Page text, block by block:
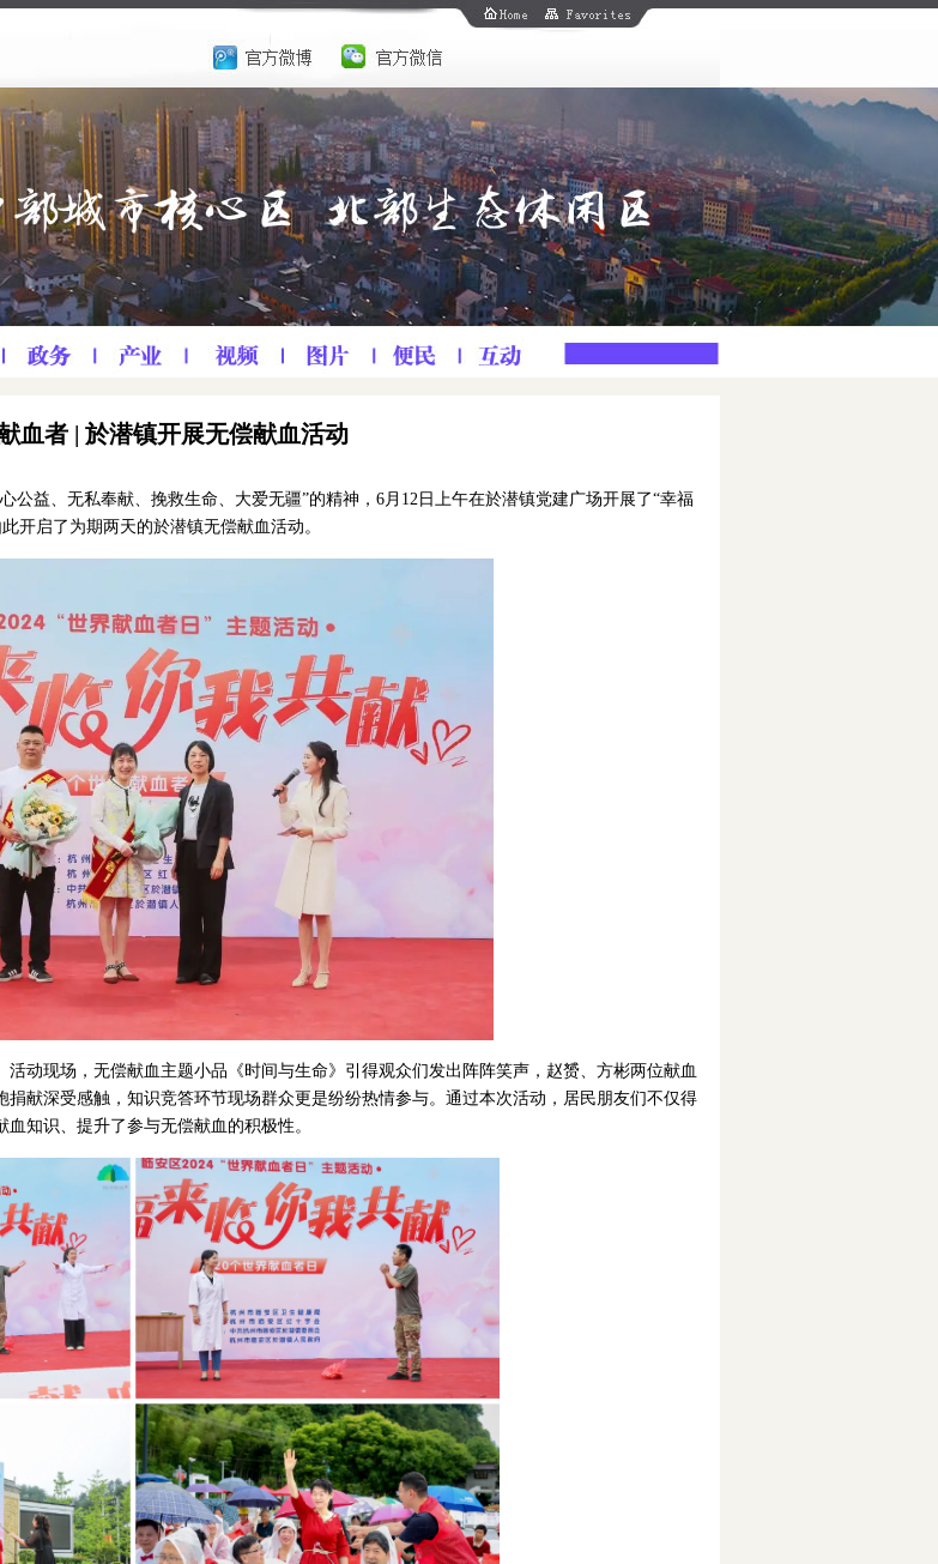
血者 | 於潜镇开展无偿献血活动
公益、无私奉献、挽救生命、大爱无疆”的精神，6月12日上午在於潜镇党建广场开展了“幸福
开启了为期两天的於潜镇无偿献血活动。
动现场，无偿献血主题小品《时间与生命》引得观众们发出阵阵笑声，赵赟、方彬两位献血
献深受感触，知识竞答环节现场群众更是纷纷热情参与。通过本次活动，居民朋友们不仅得
知识、提升了参与无偿献血的积极性。